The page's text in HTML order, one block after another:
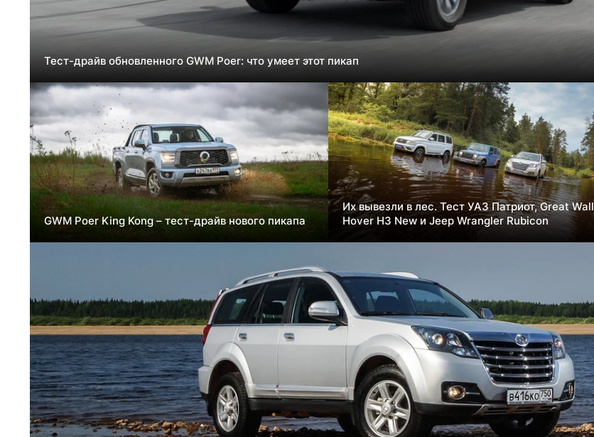
Тест-драйв обновленного GWM Poer: что умеет этот пикап
GWM Poer King Kong – тест-драйв нового пикапа
Их вывезли в лес. Тест УАЗ Патриот, Great Wall
Hover H3 New и Jeep Wrangler Rubicon